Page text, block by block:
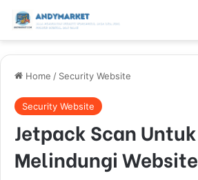
Home / Security Website
Security Website
Jetpack Scan Untuk
Melindungi Website